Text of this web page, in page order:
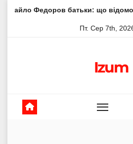
батьки: що відомо про родину
Пт. Сер 7th,
Izum